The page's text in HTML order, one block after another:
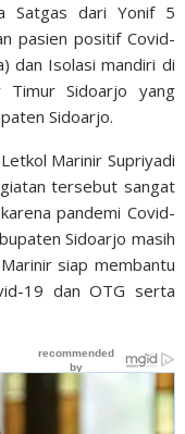
Satgas dari Yonif 5
pasien positif Covid-
dan Isolasi mandiri di
Timur Sidoarjo yang
Sidoarjo.
Marinir Supriyadi
tersebut sangat
pandemi Covid-
Sidoarjo masih
siap membantu
19 dan OTG serta